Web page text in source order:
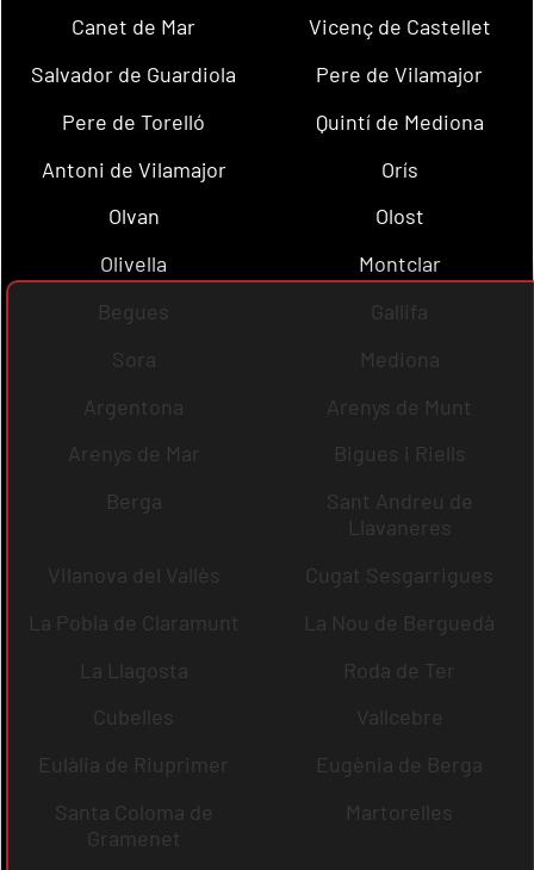
Canet de Mar
Vicenç de Castellet
Salvador de Guardiola
Pere de Vilamajor
Pere de Torelló
Quintí de Mediona
Antoni de Vilamajor
Orís
Olvan
Olost
Olivella
Montclar
Begues
Gallifa
Sora
Mediona
Argentona
Arenys de Munt
Arenys de Mar
Bigues i Riells
Berga
Sant Andreu de
Llavaneres
Vilanova del Vallès
Cugat Sesgarrigues
La Pobla de Claramunt
La Nou de Berguedà
La Llagosta
Roda de Ter
Cubelles
Vallcebre
Eulàlia de Riuprimer
Eugènia de Berga
Santa Coloma de
Gramenet
Martorelles